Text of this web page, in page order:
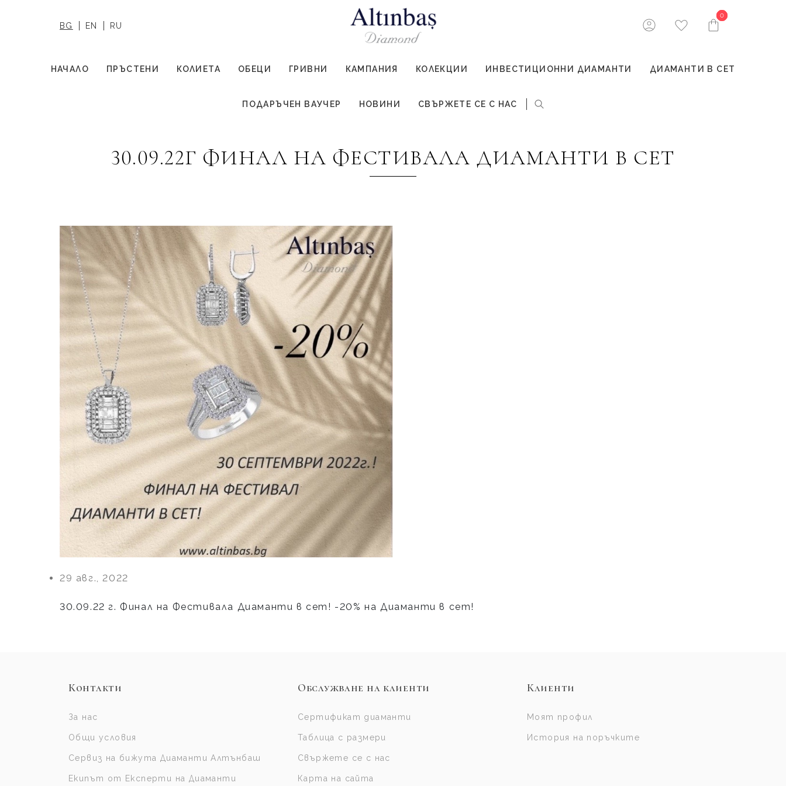
BG EN RU
0
0
НАЧАЛО ПРЪСТЕНИ КОЛИЕТА ОБЕЦИ ГРИВНИ КАМПАНИЯ КОЛЕКЦИИ ИНВЕСТИЦИОННИ ДИАМАНТИ ДИАМАНТИ В СЕТ
ПОДАРЪЧЕН ВАУЧЕР НОВИНИ СВЪРЖЕТЕ СЕ С НАС
30.09.22Г ФИНАЛ НА ФЕСТИВАЛА ДИАМАНТИ В СЕТ
29 авг., 2022
30.09.22 г. Финал на Фестивала Диаманти в сет! -20% на Диаманти в сет!
Контакти
За нас
Общи условия
Сервиз на бижута Диаманти Алтънбаш
Екипът от Експерти на Диаманти
Обслужване на клиенти
Сертификат диаманти
Таблица с размери
Свържете се с нас
Карта на сайта
Клиенти
Моят профил
История на поръчките